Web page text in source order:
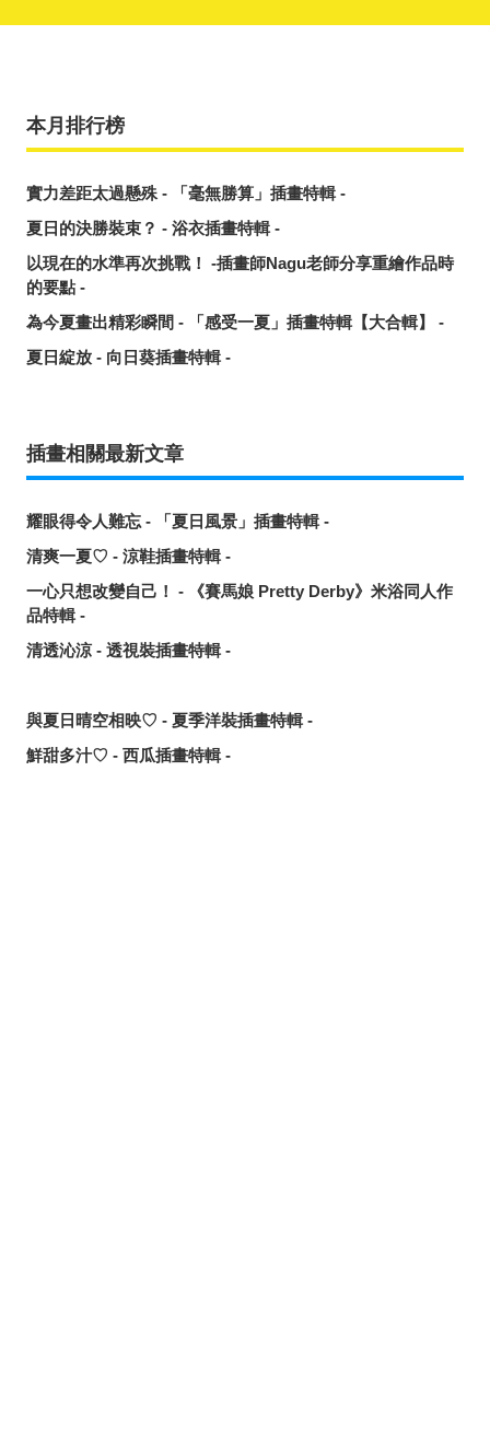
本月排行榜
實力差距太過懸殊 - 「毫無勝算」插畫特輯 -
夏日的決勝裝束？ - 浴衣插畫特輯 -
以現在的水準再次挑戰！ -插畫師Nagu老師分享重繪作品時
的要點 -
為今夏畫出精彩瞬間 - 「感受一夏」插畫特輯【大合輯】 -
夏日綻放 - 向日葵插畫特輯 -
插畫相關最新文章
耀眼得令人難忘 - 「夏日風景」插畫特輯 -
清爽一夏♡ - 涼鞋插畫特輯 -
一心只想改變自己！ - 《賽馬娘 Pretty Derby》米浴同人作
品特輯 -
清透沁涼 - 透視裝插畫特輯 -
與夏日晴空相映♡ - 夏季洋裝插畫特輯 -
鮮甜多汁♡ - 西瓜插畫特輯 -